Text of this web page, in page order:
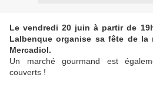
Le vendredi 20 juin à partir de
Lalbenque organise sa fête de
Mercadiol.
Un marché gourmand est
couverts !